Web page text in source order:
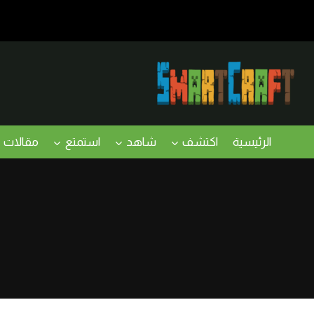
الرئيسية اكتشف شاهد استمتع مقالات